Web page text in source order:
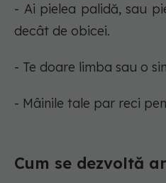
- Ai pielea palidă, sau
decât de obicei.
- Te doare limba sau o
- Mâinile tale par reci
Cum se dezvoltă